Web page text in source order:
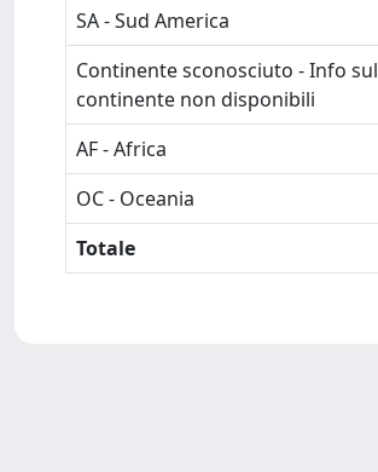
SA - Sud America
Continente sconosciuto - Info sul
continente non disponibili
AF - Africa
OC - Oceania
Totale